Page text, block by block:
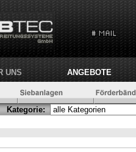
UNS ANGEBOTE
Kategorie: